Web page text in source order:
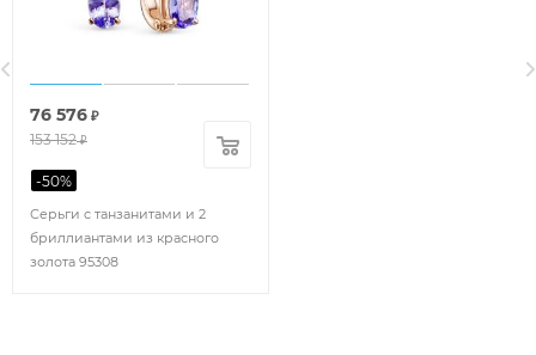
Серьги с танзанитами и 2
бриллиантами из красного
золота 95308
76 576 ₽
153 152₽
-50%